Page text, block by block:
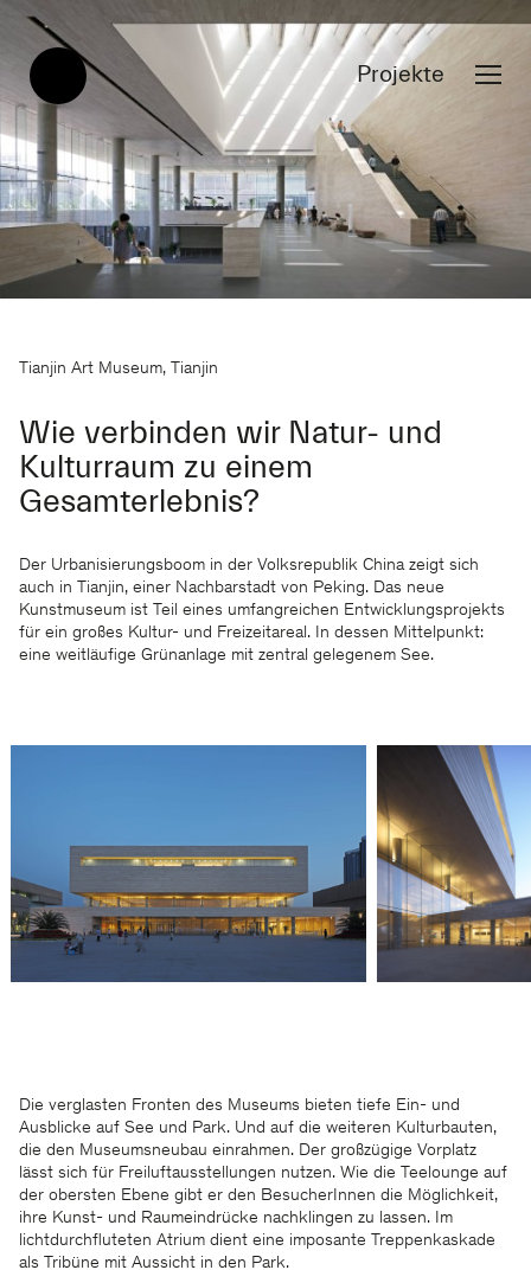
Projekte
Tianjin Art Museum, Tianjin
Wie verbinden wir Natur- und
Kulturraum zu einem
Gesamterlebnis?
Der Urbanisierungsboom in der Volksrepublik China zeigt sich
auch in Tianjin, einer Nachbarstadt von Peking. Das neue
Kunstmuseum ist Teil eines umfangreichen Entwicklungsprojekts
für ein großes Kultur- und Freizeitareal. In dessen Mittelpunkt:
eine weitläufige Grünanlage mit zentral gelegenem See.
Die verglasten Fronten des Museums bieten tiefe Ein- und
Ausblicke auf See und Park. Und auf die weiteren Kulturbauten,
die den Museumsneubau einrahmen. Der großzügige Vorplatz
lässt sich für Freiluftausstellungen nutzen. Wie die Teelounge auf
der obersten Ebene gibt er den BesucherInnen die Möglichkeit,
ihre Kunst- und Raumeindrücke nachklingen zu lassen. Im
lichtdurchfluteten Atrium dient eine imposante Treppenkaskade
als Tribüne mit Aussicht in den Park.